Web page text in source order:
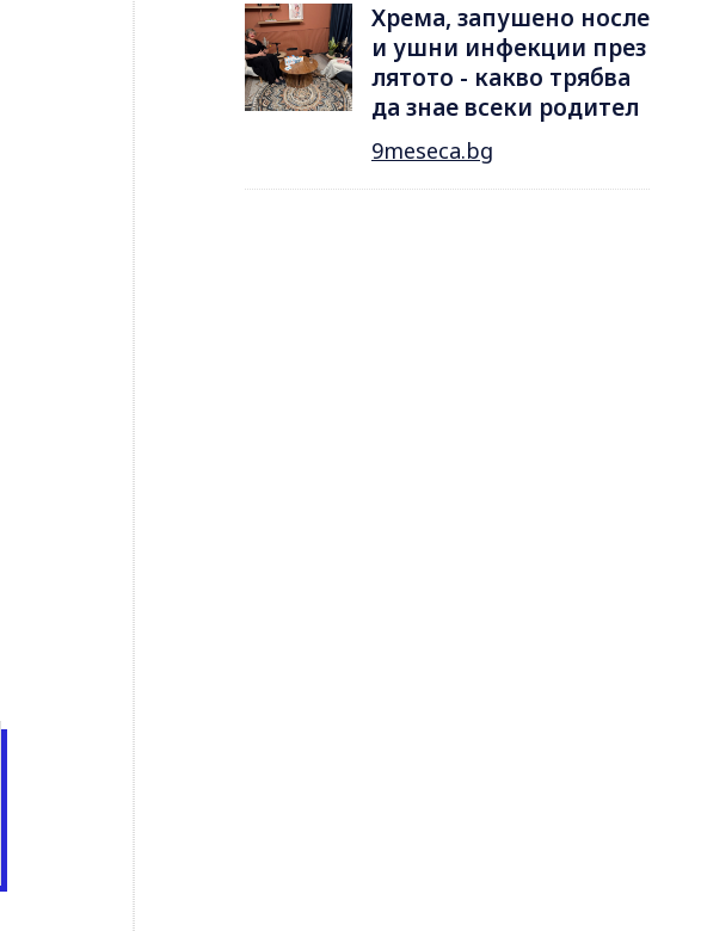
Хрема, запушено носле
и ушни инфекции през
лятотo - какво трябва
да знае всеки родител
9meseca.bg